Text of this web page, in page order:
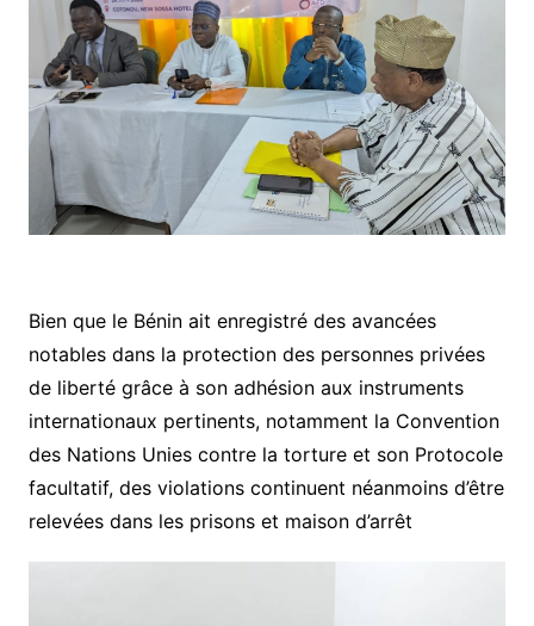
Bien que le Bénin ait enregistré des avancées
notables dans la protection des personnes privées
de liberté grâce à son adhésion aux instruments
internationaux pertinents, notamment la Convention
des Nations Unies contre la torture et son Protocole
facultatif, des violations continuent néanmoins d’être
relevées dans les prisons et maison d’arrêt